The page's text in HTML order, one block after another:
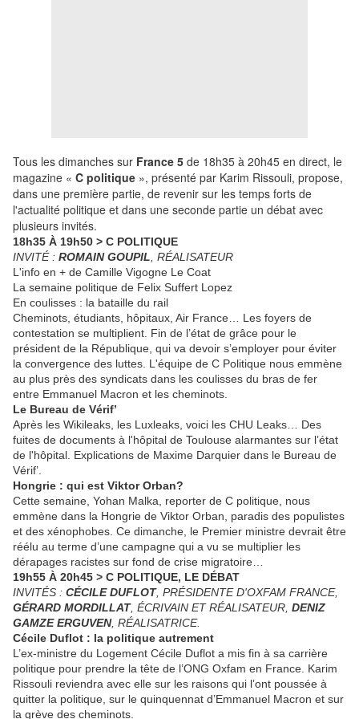
Tous les dimanches sur France 5 de 18h35 à 20h45 en direct, le
magazine « C politique », présenté par Karim Rissouli, propose,
dans une première partie, de revenir sur les temps forts de
l'actualité politique et dans une seconde partie un débat avec
plusieurs invités.
18h35 À 19h50 > C POLITIQUE
INVITÉ : ROMAIN GOUPIL , RÉALISATEUR
L'info en + de Camille Vigogne Le Coat
La semaine politique de Felix Suffert Lopez
En coulisses : la bataille du rail
Cheminots, étudiants, hôpitaux, Air France… Les foyers de
contestation se multiplient. Fin de l’état de grâce pour le
président de la République, qui va devoir s’employer pour éviter
la convergence des luttes. L'équipe de C Politique nous emmène
au plus près des syndicats dans les coulisses du bras de fer
entre Emmanuel Macron et les cheminots.
Le Bureau de Vérif’
Après les Wikileaks, les Luxleaks, voici les CHU Leaks… Des
fuites de documents à l'hôpital de Toulouse alarmantes sur l’état
de l'hôpital. Explications de Maxime Darquier dans le Bureau de
Vérif’.
Hongrie : qui est Viktor Orban?
Cette semaine, Yohan Malka, reporter de C politique, nous
emmène dans la Hongrie de Viktor Orban, paradis des populistes
et des xénophobes. Ce dimanche, le Premier ministre devrait être
réélu au terme d’une campagne qui a vu se multiplier les
dérapages racistes sur fond de crise migratoire…
19h55 À 20h45 > C POLITIQUE, LE DÉBAT
INVITÉS : CÉCILE DUFLOT, PRÉSIDENTE D'OXFAM FRANCE,
GÉRARD MORDILLAT, ÉCRIVAIN ET RÉALISATEUR, DENIZ
GAMZE ERGUVEN, RÉALISATRICE.
Cécile Duflot : la politique autrement
L’ex-ministre du Logement Cécile Duflot a mis fin à sa carrière
politique pour prendre la tête de l’ONG Oxfam en France. Karim
Rissouli reviendra avec elle sur les raisons qui l’ont poussée à
quitter la politique, sur le quinquennat d’Emmanuel Macron et sur
la grève des cheminots.